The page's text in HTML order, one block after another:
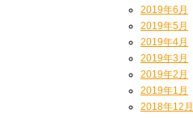
2019年6月
2019年5月
2019年4月
2019年3月
2019年2月
2019年1月
2018年12月